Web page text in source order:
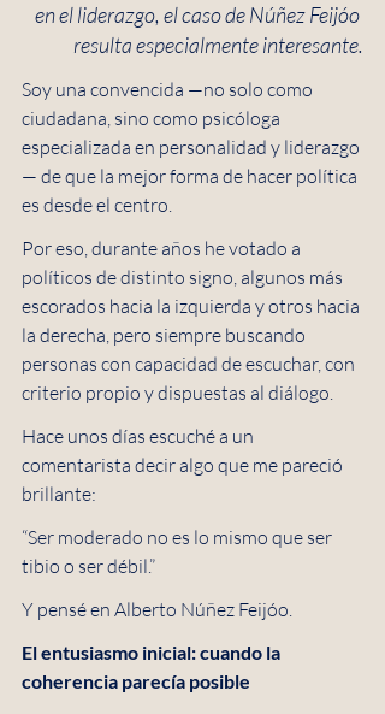
en el liderazgo, el caso de Núñez Feijóo
resulta especialmente interesante.
Soy una convencida —no solo como
ciudadana, sino como psicóloga
especializada en personalidad y liderazgo
— de que la mejor forma de hacer política
es desde el centro.
Por eso, durante años he votado a
políticos de distinto signo, algunos más
escorados hacia la izquierda y otros hacia
la derecha, pero siempre buscando
personas con capacidad de escuchar, con
criterio propio y dispuestas al diálogo.
Hace unos días escuché a un
comentarista decir algo que me pareció
brillante:
“Ser moderado no es lo mismo que ser
tibio o ser débil.”
Y pensé en Alberto Núñez Feijóo.
El entusiasmo inicial: cuando la
coherencia parecía posible